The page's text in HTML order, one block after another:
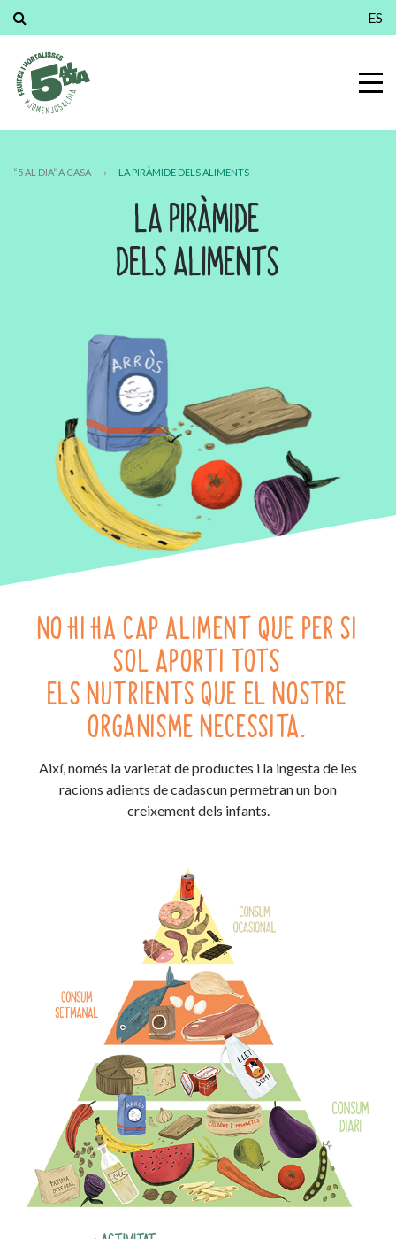
ES
“5 AL DIA” A CASA › LA PIRÀMIDE DELS ALIMENTS
LA PIRÀMIDE
DELS ALIMENTS
NO HI HA CAP ALIMENT QUE PER SI
SOL APORTI TOTS
ELS NUTRIENTS QUE EL NOSTRE
ORGANISME NECESSITA.
Així, només la varietat de productes i la ingesta de les
racions adients de cadascun permetran un bon
creixement dels infants.